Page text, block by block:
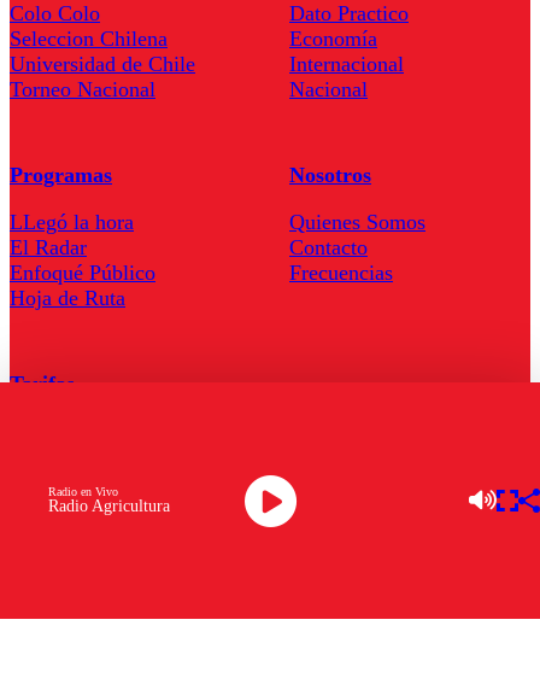
Radio Agricultura
Radio en Vivo
Colo Colo
Seleccion Chilena
Universidad de Chile
Torneo Nacional
Dato Practico
Economía
Internacional
Nacional
Programas
LLegó la hora
El Radar
Enfoqué Público
Hoja de Ruta
Nosotros
Quienes Somos
Contacto
Frecuencias
Tarifas
Descarga la APP